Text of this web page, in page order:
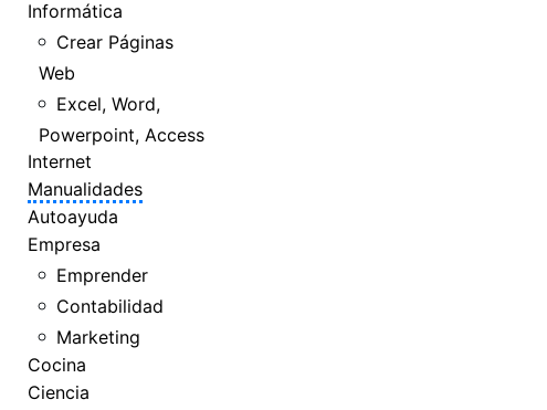
Informática
Crear Páginas
Web
Excel, Word,
Powerpoint, Access
Internet
Manualidades
Autoayuda
Empresa
Emprender
Contabilidad
Marketing
Cocina
Ciencia